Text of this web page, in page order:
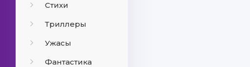
Стихи
Триллеры
Ужасы
Фантастика